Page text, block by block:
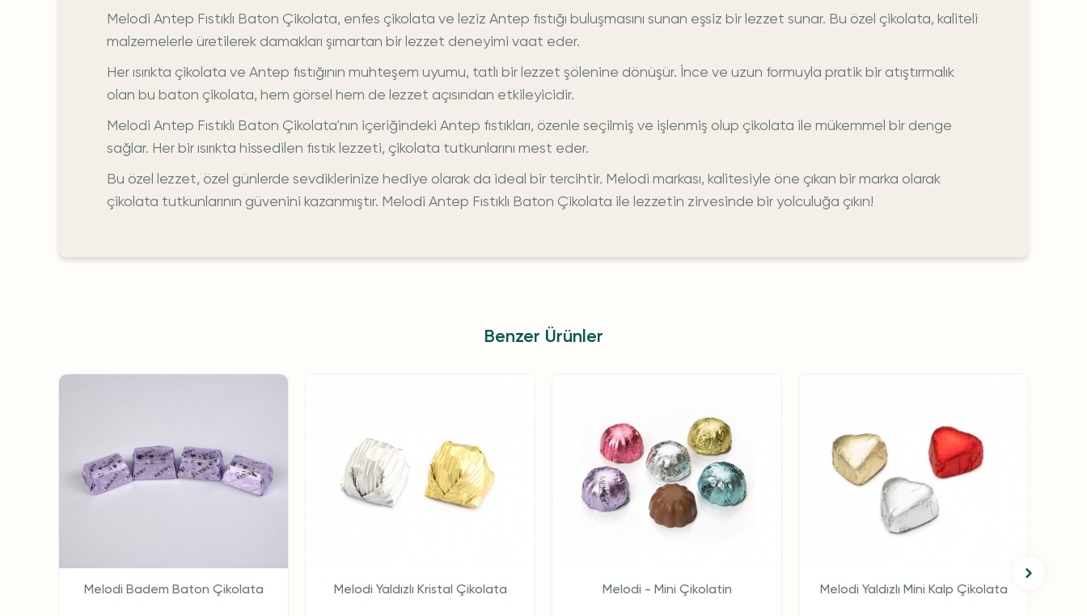
Melodi Antep Fıstıklı Baton Çikolata, enfes çikolata ve leziz Antep fıstığı buluşmasını sunan eşsiz bir lezzet sunar. Bu özel çikolata, kaliteli
malzemelerle üretilerek damakları şımartan bir lezzet deneyimi vaat eder.
Her ısırıkta çikolata ve Antep fıstığının muhteşem uyumu, tatlı bir lezzet şölenine dönüşür. İnce ve uzun formuyla pratik bir atıştırmalık
olan bu baton çikolata, hem görsel hem de lezzet açısından etkileyicidir.
Melodi Antep Fıstıklı Baton Çikolata'nın içeriğindeki Antep fıstıkları, özenle seçilmiş ve işlenmiş olup çikolata ile mükemmel bir denge
sağlar. Her bir ısırıkta hissedilen fıstık lezzeti, çikolata tutkunlarını mest eder.
Bu özel lezzet, özel günlerde sevdiklerinize hediye olarak da ideal bir tercihtir. Melodi markası, kalitesiyle öne çıkan bir marka olarak
çikolata tutkunlarının güvenini kazanmıştır. Melodi Antep Fıstıklı Baton Çikolata ile lezzetin zirvesinde bir yolculuğa çıkın!
Benzer Ürünler
Melodi Badem Baton Çikolata Melodi Yaldızlı Kristal Çikolata Melodi - Mini Çikolatin Melodi Yaldızlı Mini Kalp Çikolata